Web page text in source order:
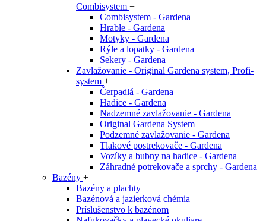
Combisystem +
Combisystem - Gardena
Hrable - Gardena
Motyky - Gardena
Rýle a lopatky - Gardena
Sekery - Gardena
Zavlažovanie - Original Gardena system, Profi-
system +
Čerpadlá - Gardena
Hadice - Gardena
Nadzemné zavlažovanie - Gardena
Original Gardena System
Podzemné zavlažovanie - Gardena
Tlakové postrekovače - Gardena
Vozíky a bubny na hadice - Gardena
Záhradné potrekovače a sprchy - Gardena
Bazény +
Bazény a plachty
Bazénová a jazierková chémia
Príslušenstvo k bazénom